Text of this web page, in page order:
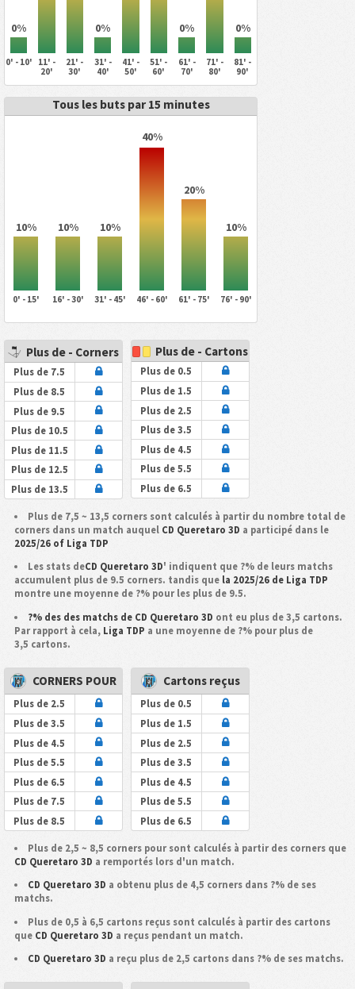
0% 0% 0% 0%
0' - 10'
11' -
20'
21' -
30'
31' -
40'
41' -
50'
51' -
60'
61' -
70'
71' -
80'
81' -
90'
Tous les buts par 15 minutes
10% 10% 10%
40%
20%
10%
0' - 15' 16' - 30' 31' - 45' 46' - 60' 61' - 75' 76' - 90'
Plus de - Corners
Plus de 7.5
Plus de 8.5
Plus de 9.5
Plus de 10.5
Plus de 11.5
Plus de 12.5
Plus de 13.5
Plus de - Cartons
Plus de 0.5
Plus de 1.5
Plus de 2.5
Plus de 3.5
Plus de 4.5
Plus de 5.5
Plus de 6.5
Plus de 7,5 ~ 13,5 corners sont calculés à partir du nombre total de
corners dans un match auquel CD Queretaro 3D a participé dans le
2025/26 of Liga TDP
Les stats deCD Queretaro 3D' indiquent que ?% de leurs matchs
accumulent plus de 9.5 corners. tandis que la 2025/26 de Liga TDP
montre une moyenne de ?% pour les plus de 9.5.
?% des des matchs de CD Queretaro 3D ont eu plus de 3,5 cartons.
Par rapport à cela, Liga TDP a une moyenne de ?% pour plus de
3,5 cartons.
CORNERS POUR
Plus de 2.5
Plus de 3.5
Plus de 4.5
Plus de 5.5
Plus de 6.5
Plus de 7.5
Plus de 8.5
Cartons reçus
Plus de 0.5
Plus de 1.5
Plus de 2.5
Plus de 3.5
Plus de 4.5
Plus de 5.5
Plus de 6.5
Plus de 2,5 ~ 8,5 corners pour sont calculés à partir des corners que
CD Queretaro 3D a remportés lors d'un match.
CD Queretaro 3D a obtenu plus de 4,5 corners dans ?% de ses
matchs.
Plus de 0,5 à 6,5 cartons reçus sont calculés à partir des cartons
que CD Queretaro 3D a reçus pendant un match.
CD Queretaro 3D a reçu plus de 2,5 cartons dans ?% de ses matchs.